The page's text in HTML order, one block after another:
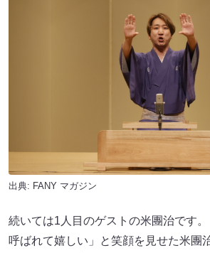
出典: FANY マガジン
続いては1人目のゲストの米團治です
呼ばれて嬉しい」と笑顔を見せた米團